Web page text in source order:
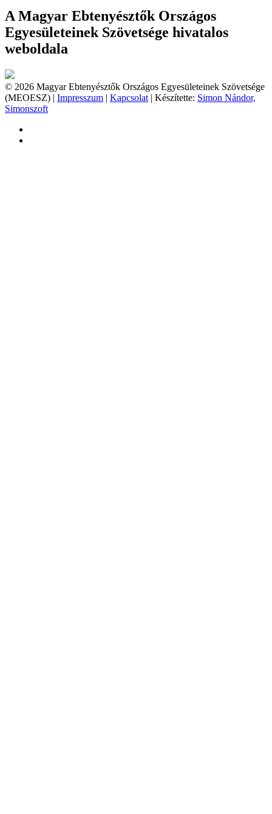
A Magyar Ebtenyésztők Országos
Egyesületeinek Szövetsége hivatalos
weboldala
© 2026 Magyar Ebtenyésztők Országos Egyesületeinek Szövetsége
(MEOESZ) | Impresszum | Kapcsolat | Készítette: Simon Nándor,
Simonszoft